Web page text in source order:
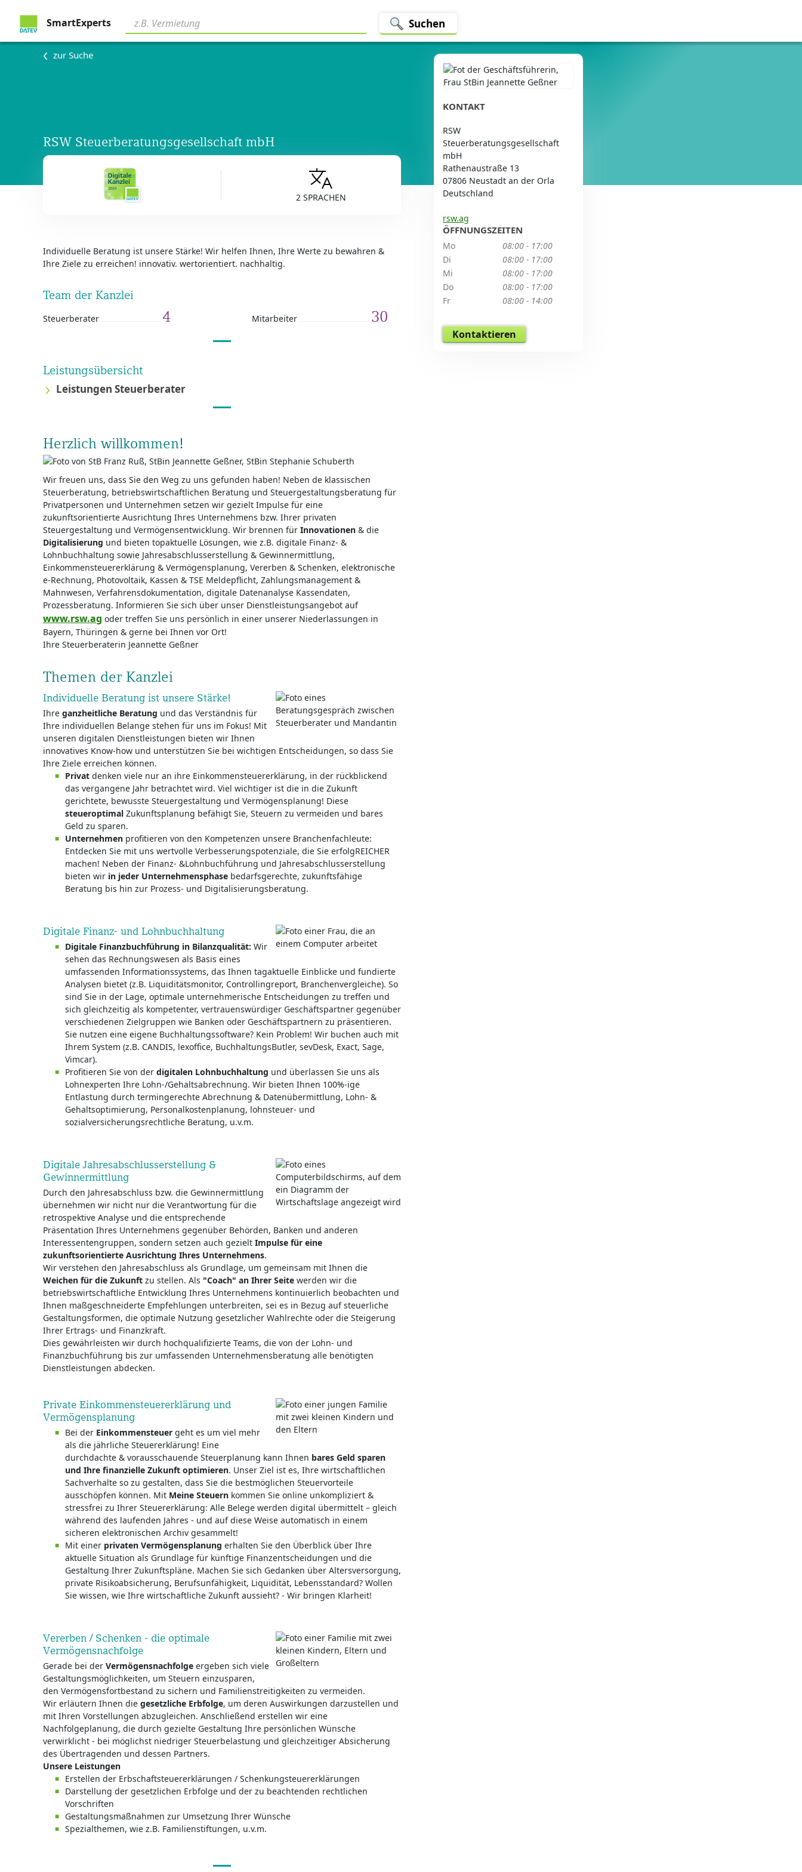
SmartExperts Suchen
zur Suche
RSW Steuerberatungsgesellschaft mbH
2 SPRACHEN
Individuelle Beratung ist unsere Stärke! Wir helfen Ihnen, Ihre Werte zu bewahren &
Ihre Ziele zu erreichen! innovativ. wertorientiert. nachhaltig.
Team der Kanzlei
Steuerberater 4 Mitarbeiter 30
Leistungsübersicht
Leistungen Steuerberater
Herzlich willkommen!
Wir freuen uns, dass Sie den Weg zu uns gefunden haben! Neben de klassischen
Steuerberatung, betriebswirtschaftlichen Beratung und Steuergestaltungsberatung für
Privatpersonen und Unternehmen setzen wir gezielt Impulse für eine
zukunftsorientierte Ausrichtung Ihres Unternehmens bzw. Ihrer privaten
Steuergestaltung und Vermögensentwicklung. Wir brennen für Innovationen & die
Digitalisierung und bieten topaktuelle Lösungen, wie z.B. digitale Finanz- &
Lohnbuchhaltung sowie Jahresabschlusserstellung & Gewinnermittlung,
Einkommensteuererklärung & Vermögensplanung, Vererben & Schenken, elektronische
e-Rechnung, Photovoltaik, Kassen & TSE Meldepflicht, Zahlungsmanagement &
Mahnwesen, Verfahrensdokumentation, digitale Datenanalyse Kassendaten,
Prozessberatung. Informieren Sie sich über unser Dienstleistungsangebot auf
www.rsw.ag oder treffen Sie uns persönlich in einer unserer Niederlassungen in
Bayern, Thüringen & gerne bei Ihnen vor Ort!
Ihre Steuerberaterin Jeannette Geßner
Themen der Kanzlei
Individuelle Beratung ist unsere Stärke!
Ihre ganzheitliche Beratung und das Verständnis für
Ihre individuellen Belange stehen für uns im Fokus! Mit
unseren digitalen Dienstleistungen bieten wir Ihnen
innovatives Know-how und unterstützen Sie bei wichtigen Entscheidungen, so dass Sie
Ihre Ziele erreichen können.
Privat denken viele nur an ihre Einkommensteuererklärung, in der rückblickend
das vergangene Jahr betrachtet wird. Viel wichtiger ist die in die Zukunft
gerichtete, bewusste Steuergestaltung und Vermögensplanung! Diese
steueroptimal Zukunftsplanung befähigt Sie, Steuern zu vermeiden und bares
Geld zu sparen.
Unternehmen profitieren von den Kompetenzen unsere Branchenfachleute:
Entdecken Sie mit uns wertvolle Verbesserungspotenziale, die Sie erfolgREICHER
machen! Neben der Finanz- &Lohnbuchführung und Jahresabschlusserstellung
bieten wir in jeder Unternehmensphase bedarfsgerechte, zukunftsfähige
Beratung bis hin zur Prozess- und Digitalisierungsberatung.
Digitale Finanz- und Lohnbuchhaltung
Digitale Finanzbuchführung in Bilanzqualität: Wir
sehen das Rechnungswesen als Basis eines
umfassenden Informationssystems, das Ihnen tagaktuelle Einblicke und fundierte
Analysen bietet (z.B. Liquiditätsmonitor, Controllingreport, Branchenvergleiche). So
sind Sie in der Lage, optimale unternehmerische Entscheidungen zu treffen und
sich gleichzeitig als kompetenter, vertrauenswürdiger Geschäftspartner gegenüber
verschiedenen Zielgruppen wie Banken oder Geschäftspartnern zu präsentieren.
Sie nutzen eine eigene Buchhaltungssoftware? Kein Problem! Wir buchen auch mit
Ihrem System (z.B. CANDIS, lexoffice, BuchhaltungsButler, sevDesk, Exact, Sage,
Vimcar).
Profitieren Sie von der digitalen Lohnbuchhaltung und überlassen Sie uns als
Lohnexperten Ihre Lohn-/Gehaltsabrechnung. Wir bieten Ihnen 100%-ige
Entlastung durch termingerechte Abrechnung & Datenübermittlung, Lohn- &
Gehaltsoptimierung, Personalkostenplanung, lohnsteuer- und
sozialversicherungsrechtliche Beratung, u.v.m.
Digitale Jahresabschlusserstellung &
Gewinnermittlung
Durch den Jahresabschluss bzw. die Gewinnermittlung
übernehmen wir nicht nur die Verantwortung für die
retrospektive Analyse und die entsprechende
Präsentation Ihres Unternehmens gegenüber Behörden, Banken und anderen
Interessentengruppen, sondern setzen auch gezielt Impulse für eine
zukunftsorientierte Ausrichtung Ihres Unternehmens.
Wir verstehen den Jahresabschluss als Grundlage, um gemeinsam mit Ihnen die
Weichen für die Zukunft zu stellen. Als "Coach" an Ihrer Seite werden wir die
betriebswirtschaftliche Entwicklung Ihres Unternehmens kontinuierlich beobachten und
Ihnen maßgeschneiderte Empfehlungen unterbreiten, sei es in Bezug auf steuerliche
Gestaltungsformen, die optimale Nutzung gesetzlicher Wahlrechte oder die Steigerung
Ihrer Ertrags- und Finanzkraft.
Dies gewährleisten wir durch hochqualifizierte Teams, die von der Lohn- und
Finanzbuchführung bis zur umfassenden Unternehmensberatung alle benötigten
Dienstleistungen abdecken.
Private Einkommensteuererklärung und
Vermögensplanung
Bei der Einkommensteuer geht es um viel mehr
als die jährliche Steuererklärung! Eine
durchdachte & vorausschauende Steuerplanung kann Ihnen bares Geld sparen
und Ihre finanzielle Zukunft optimieren. Unser Ziel ist es, Ihre wirtschaftlichen
Sachverhalte so zu gestalten, dass Sie die bestmöglichen Steuervorteile
ausschöpfen können. Mit Meine Steuern kommen Sie online unkompliziert &
stressfrei zu Ihrer Steuererklärung: Alle Belege werden digital übermittelt – gleich
während des laufenden Jahres - und auf diese Weise automatisch in einem
sicheren elektronischen Archiv gesammelt!
Mit einer privaten Vermögensplanung erhalten Sie den Überblick über Ihre
aktuelle Situation als Grundlage für künftige Finanzentscheidungen und die
Gestaltung Ihrer Zukunftspläne. Machen Sie sich Gedanken über Altersversorgung,
private Risikoabsicherung, Berufsunfähigkeit, Liquidität, Lebensstandard? Wollen
Sie wissen, wie Ihre wirtschaftliche Zukunft aussieht? - Wir bringen Klarheit!
Vererben / Schenken - die optimale
Vermögensnachfolge
Gerade bei der Vermögensnachfolge ergeben sich viele
Gestaltungsmöglichkeiten, um Steuern einzusparen,
den Vermögensfortbestand zu sichern und Familienstreitigkeiten zu vermeiden.
Wir erläutern Ihnen die gesetzliche Erbfolge, um deren Auswirkungen darzustellen und
mit Ihren Vorstellungen abzugleichen. Anschließend erstellen wir eine
Nachfolgeplanung, die durch gezielte Gestaltung Ihre persönlichen Wünsche
verwirklicht - bei möglichst niedriger Steuerbelastung und gleichzeitiger Absicherung
des Übertragenden und dessen Partners.
Unsere Leistungen
Erstellen der Erbschaftsteuererklärungen / Schenkungsteuererklärungen
Darstellung der gesetzlichen Erbfolge und der zu beachtenden rechtlichen
Vorschriften
Gestaltungsmaßnahmen zur Umsetzung Ihrer Wünsche
Spezialthemen, wie z.B. Familienstiftungen, u.v.m.
KONTAKT
RSW
Steuerberatungsgesellschaft
mbH
Rathenaustraße 13
07806 Neustadt an der Orla
Deutschland
rsw.ag
ÖFFNUNGSZEITEN
Mo
08:00 - 17:00
Di
08:00 - 17:00
Mi
08:00 - 17:00
Do
08:00 - 17:00
Fr
08:00 - 14:00
Kontaktieren